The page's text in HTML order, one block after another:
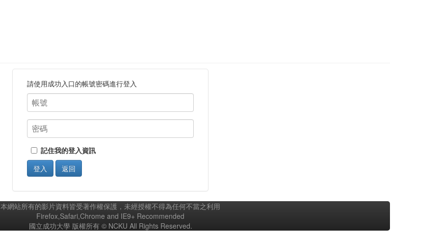
請使用成功入口的帳號密碼進行登入
記住我的登入資訊
登入
返回
本網站所有的影片資料皆受著作權保護，未經授權不得為任何不當之利用
Firefox,Safari,Chrome and IE9+ Recommended
國立成功大學 版權所有 © NCKU All Rights Reserved.